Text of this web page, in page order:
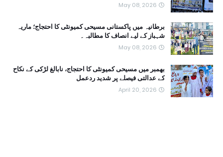
May 08, 2026
برطانیہ میں پاکستانی مسیحی کمیونٹی کا احتجاج؛ ماریہ
شہباز کے لیے انصاف کا مطالبہ۔
May 08, 2026
بھمبر میں مسیحی کمیونٹی کا احتجاج، نابالغ لڑکی کے نکاح
کے عدالتی فیصلے پر شدید ردعمل
April 20, 2026